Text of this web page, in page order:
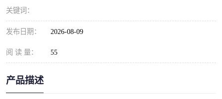
关键词：
发布日期： 2026-08-09
阅 读 量： 55
产品描述